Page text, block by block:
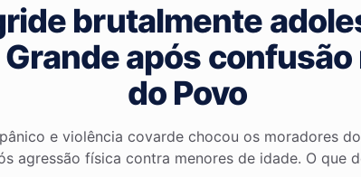
brutalmente
após confusão
do Povo
e violência covarde chocou os moradores
agressão física contra menores de idade. O que